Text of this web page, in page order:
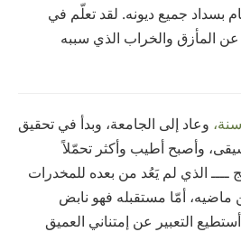
بسداد جميع ديونه. لقد تعلّم في
المأزق والخراب الذي سببه
وعاد إلى الجامعة، وبدأ في تحقيق
وأصبح أطيب وأكثر تحمّلاً
ــــ الذي لم يَعُد من بعده للمخدرات
ماضيه، أمّا مستقبله فهو نابض
التعبير عن إمتناني العميق